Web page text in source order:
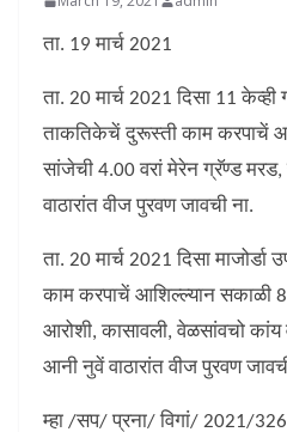
ता. 19 मार्च 2021
ता. 20 मार्च 2021 दिसा 11
ताकतिकेचें दुरूस्ती काम करपाचें
सांजेची 4.00 वरां मेरेन ग्रॅण्ड
वाठारांत वीज पुरवण जावची ना.
ता. 20 मार्च 2021 दिसा
काम करपाचें आशिल्ल्यान सकाळी
आरोशी, कासावली, वेळसांवचो कांय
आनी नुवें वाठारांत वीज पुरवण
म्हा /सप/ प्रना/ विगां/ 2021/326